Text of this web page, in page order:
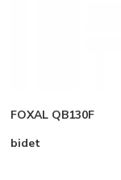
FOXAL QB130F
bidet